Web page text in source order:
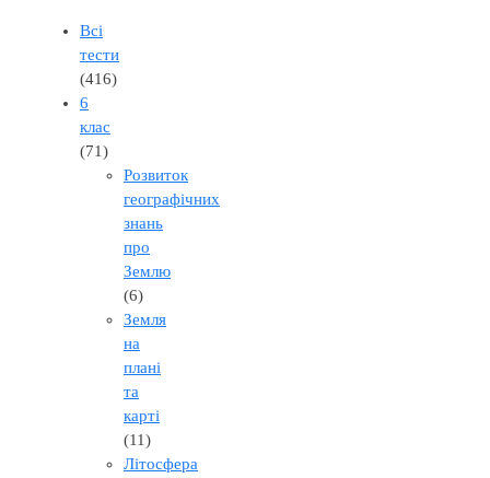
Всі
тести
(416)
6
клас
(71)
Розвиток
географічних
знань
про
Землю
(6)
Земля
на
плані
та
карті
(11)
Літосфера